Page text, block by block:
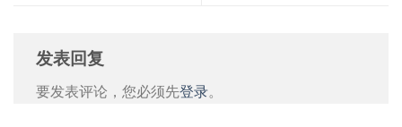
发表回复
要发表评论，您必须先登录。